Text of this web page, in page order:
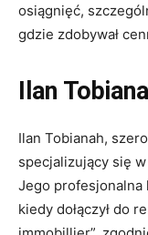
osiągnięć,
gdzie zdobywał
Ilan
Ilan Tobianah,
specjalizujący się
Jego profesjonalna
kiedy dołączył do